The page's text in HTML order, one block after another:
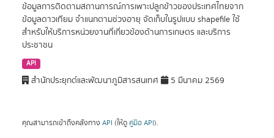
ข้อมูลการติดตามสถานการณ์การเพาะปลูกข้าวของประเทศไทยจาก
ข้อมูลดาวเทียม จำแนกตามช่วงอายุ จัดเก็บในรูปแบบ shapefile ใช้
สำหรับให้บริการหน่วยงานที่เกี่ยวข้องด้านการเกษตร และบริการ
ประชาชน
API
สำนักประยุกต์และพัฒนาภูมิสารสนเทศ 5 มีนาคม 2569
คุณสามารถเข้าถึงคลังทาง API (ให้ดู คู่มือ API).